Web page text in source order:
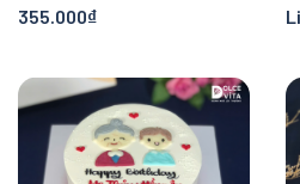
355.000₫